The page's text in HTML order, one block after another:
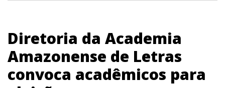
Diretoria da Academia
Amazonense de Letras
convoca acadêmicos para